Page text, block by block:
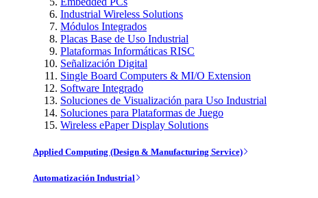
Industrial Wireless Solutions
Módulos Integrados
Placas Base de Uso Industrial
Plataformas Informáticas RISC
Señalización Digital
Single Board Computers & MI/O Extension
Software Integrado
Soluciones de Visualización para Uso Industrial
Soluciones para Plataformas de Juego
Wireless ePaper Display Solutions
Applied Computing (Design & Manufacturing Service)
Automatización Industrial